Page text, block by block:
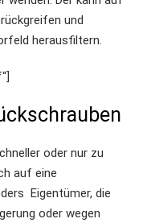
und
herausfiltern.
oder nur zu
auf eine
Eigentümer, die
oder wegen